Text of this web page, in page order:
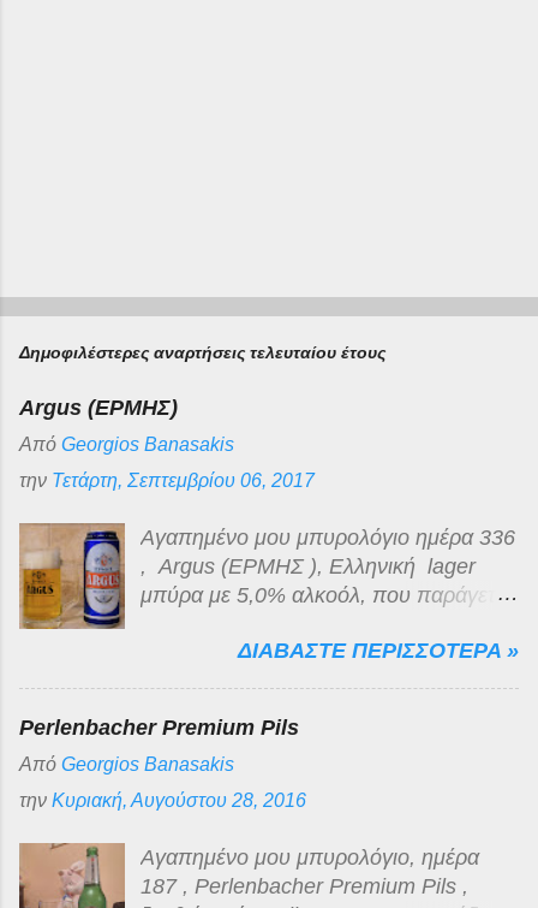
Δημοφιλέστερες αναρτήσεις τελευταίου έτους
Argus (ΕΡΜΗΣ)
Από Georgios Banasakis
την Τετάρτη, Σεπτεμβρίου 06, 2017
Αγαπημένο μου μπυρολόγιο ημέρα 336
, Argus (ΕΡΜΗΣ ), Ελληνική lager
μπύρα με 5,0% αλκοόλ, που παράγεται
την εζα (Ελληνική Ζυθοποιία
λευκό πυκνό αφρό μέτριας διάρκειας.
Το άρωμα της κλασσικό της
κατηγορίας, όπως και η γεύση της,
πικρή επίγευση μικρής διάρκειας. Για
την κατηγορία χαμηλής τιμής στην
ΔΙΑΒΑΣΤΕ ΠΕΡΙΣΣΟΤΕΡΑ »
Perlenbacher Premium Pils
Από Georgios Banasakis
την Κυριακή, Αυγούστου 28, 2016
Αγαπημένο μου μπυρολόγιο, ημέρα
187 , Perlenbacher Premium Pils ,